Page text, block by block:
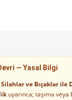
— Yasal Bilgi
ve Bıçaklar ile
uyarınca; taşıma